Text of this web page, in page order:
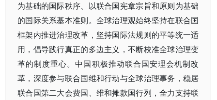
为基础的国际秩序、以联合国宪章宗旨和原则为基础
的国际关系基本准则。全球治理观始终坚持在联合国
框架内推进治理改革，坚持国际法规则的平等统一适
用，倡导践行真正的多边主义，不断校准全球治理变
革的制度重心。中国积极推动联合国安理会机制改
革，深度参与联合国维和行动与全球治理事务，稳居
联合国第二大会费国、维和摊款国行列，全力支持联